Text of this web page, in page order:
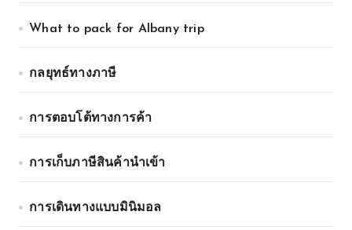
What to pack for Albany trip
กลยุทธ์ทางภาษี
การตอบโต้ทางการค้า
การเก็บภาษีสินค้านำเข้า
การเดินทางแบบมินิมอล